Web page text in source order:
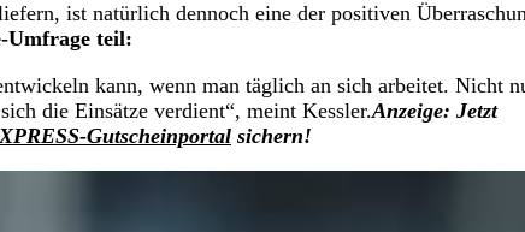
ist natürlich dennoch eine der positiven
Umfrage teil:
kann, wenn man täglich an sich arbeitet. Nicht
die Einsätze verdient“, meint Kessler.Anzeige: Jetzt
Gutscheinportal sichern!